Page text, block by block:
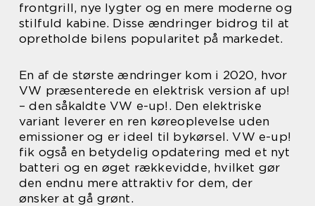
frontgrill, nye lygter og en mere moderne og
stilfuld kabine. Disse ændringer bidrog til at
opretholde bilens popularitet på markedet.
En af de største ændringer kom i 2020, hvor
VW præsenterede en elektrisk version af up!
– den såkaldte VW e-up!. Den elektriske
variant leverer en ren køreoplevelse uden
emissioner og er ideel til bykørsel. VW e-up!
fik også en betydelig opdatering med et nyt
batteri og en øget rækkevidde, hvilket gør
den endnu mere attraktiv for dem, der
ønsker at gå grønt.